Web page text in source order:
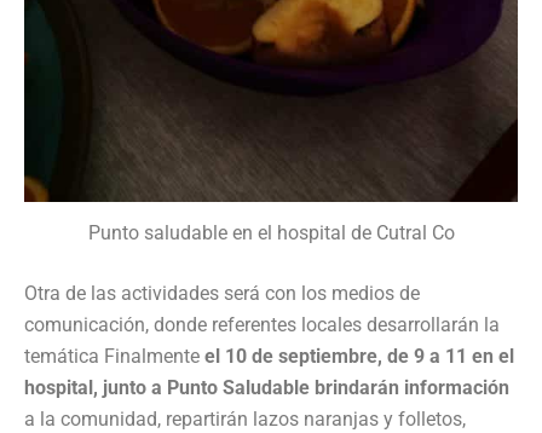
Punto saludable en el hospital de Cutral Co
Otra de las actividades será con los medios de
comunicación, donde referentes locales desarrollarán la
temática Finalmente el 10 de septiembre, de 9 a 11 en el
hospital, junto a Punto Saludable brindarán información
a la comunidad, repartirán lazos naranjas y folletos,